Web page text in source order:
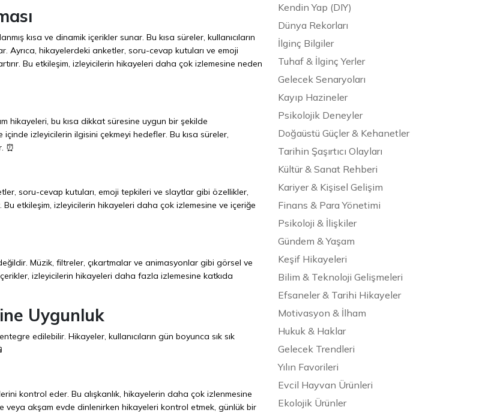
kısa ve dinamik içerikler sunar. Bu kısa süreler, kullanıcıların
Ayrıca, hikayelerdeki anketler, soru-cevap kutuları ve emoji
Bu etkileşim, izleyicilerin hikayeleri daha çok izlemesine neden
hikayeleri, bu kısa dikkat süresine uygun bir şekilde
izleyicilerin ilgisini çekmeyi hedefler. Bu kısa süreler,
⏰
soru-cevap kutuları, emoji tepkileri ve slaytlar gibi özellikler,
etkileşim, izleyicilerin hikayeleri daha çok izlemesine ve içeriğe
Müzik, filtreler, çıkartmalar ve animasyonlar gibi görsel ve
izleyicilerin hikayeleri daha fazla izlemesine katkıda
Uygunluk
edilebilir. Hikayeler, kullanıcıların gün boyunca sık sık
kontrol eder. Bu alışkanlık, hikayelerin daha çok izlenmesine
veya akşam evde dinlenirken hikayeleri kontrol etmek, günlük bir
Kendin Yap (DIY)
Dünya Rekorları
İlginç Bilgiler
Tuhaf & İlginç Yerler
Gelecek Senaryoları
Kayıp Hazineler
Psikolojik Deneyler
Doğaüstü Güçler & Kehanetler
Tarihin Şaşırtıcı Olayları
Kültür & Sanat Rehberi
Kariyer & Kişisel Gelişim
Finans & Para Yönetimi
Psikoloji & İlişkiler
Gündem & Yaşam
Keşif Hikayeleri
Bilim & Teknoloji Gelişmeleri
Efsaneler & Tarihi Hikayeler
Motivasyon & İlham
Hukuk & Haklar
Gelecek Trendleri
Yılın Favorileri
Evcil Hayvan Ürünleri
Ekolojik Ürünler